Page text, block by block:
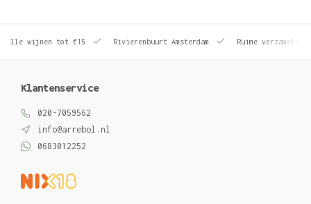
wijnen tot €15 Rivierenbuurt Amsterdam Ruime verzameling
Klantenservice
020-7059562
info@arrebol.nl
0683012252